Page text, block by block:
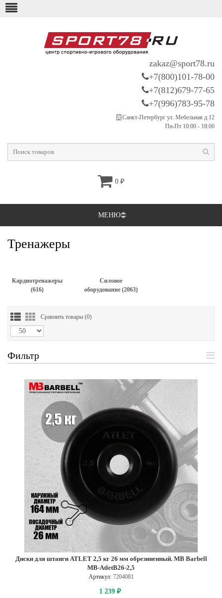
zakaz@sport78.ru
+7(800)101-78-00
+7(812)679-77-65
+7(996)783-95-78
Санкт-Петербург ул. Мебельная д.12
Пн-Пт 10:00 - 18:00
0 ₽
МЕНЮ
Тренажеры
Кардиотренажеры
(616)
Силовое
оборудование (2063)
Сравнить товары (0)
Фильтр
Диски для штанги ATLET 2,5 кг 26 мм обрезиненный. MB Barbell
MB-AtletB26-2,5
Артикул: 7204081
1 239 ₽